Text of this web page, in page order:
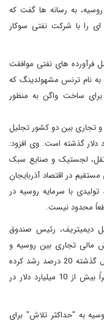
به رسانه ها گفت که
را با شرکت نفتی سوکار
فرآورده های نفتی موافقت
به نام ترنس مشهولدینگ که
ساخت واگن به منظور
و تجاری بین دو کشور تجلیل
سالانه دو کشور از مرز 4 میلیارد دلار گذشته است. وی افزود:
لجستیک و صنایع سبک
در اقتصاد آذربایجان
مثبت است. بیش از 1270 واحد تولیدی با سرمایه روسیه در
محدود نیست.
دیمیتریف، رئیس صندوق
مالی تجاری بین روسیه و
آذربایجان به 5 میلیارد دلار رسیده است که در سال گذشته 20 درصد رشد کرده
است. وی همچنین خاطرنشان کرد که روسیه اخیراً بیش از 10 میلیارد دلار در
به "حداکثر تلاش" برای